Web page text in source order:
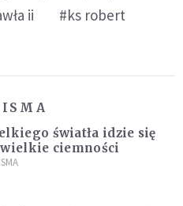
ii
#ks robert
światła idzie się
wielkie ciemności